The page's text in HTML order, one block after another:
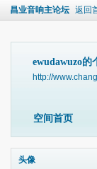
昌业音响主论坛 返回
ewudawuzo的
http://
空间首页
头像